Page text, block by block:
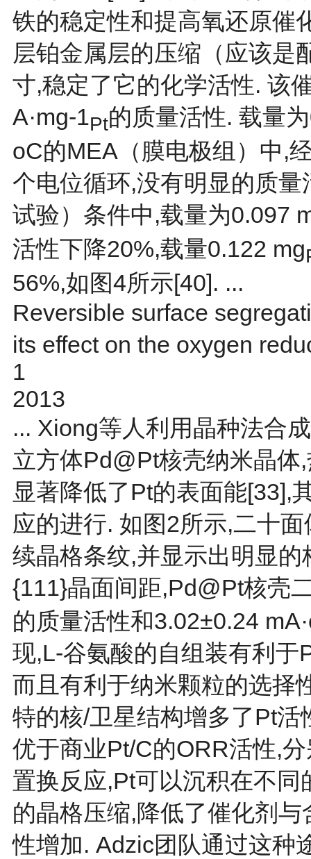
铁的稳定性和提高氧还原催
层铂金属层的压缩（应该是
寸,稳定了它的化学活性. 该
A·mg-1Pt的质量活性. 载量
οC的MEA（膜电极组）中,
个电位循环,没有明显的质
试验）条件中,载量为0.097
活性下降20%,载量0.122 mg
56%,如 图4所示[40]. ...
Reversible surface
its effect on the oxygen
1
2013
... Xiong等人利用晶种法合
立方体Pd@Pt核壳纳米晶
显著降低了Pt的表面能[33],
应的进行. 如 图2所示,二十
续晶格条纹,并显示出明显
{111}晶面间距,Pd@Pt核壳
的质量活性和3.02±0.24
现,L-谷氨酸的自组装有利
而且有利于纳米颗粒的选择
特的核/卫星结构增多了Pt
优于商业Pt/C的ORR活性,
置换反应,Pt可以沉积在不
的晶格压缩,降低了催化剂
性增加. Adzic团队通过这种